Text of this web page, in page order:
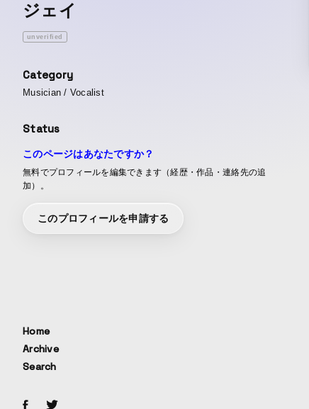
ジェイ
unverified
Category
Musician / Vocalist
Status
このページはあなたですか？
無料でプロフィールを編集できます（経歴・作品・連絡先の追
加）。
このプロフィールを申請する
Home
Archive
Search